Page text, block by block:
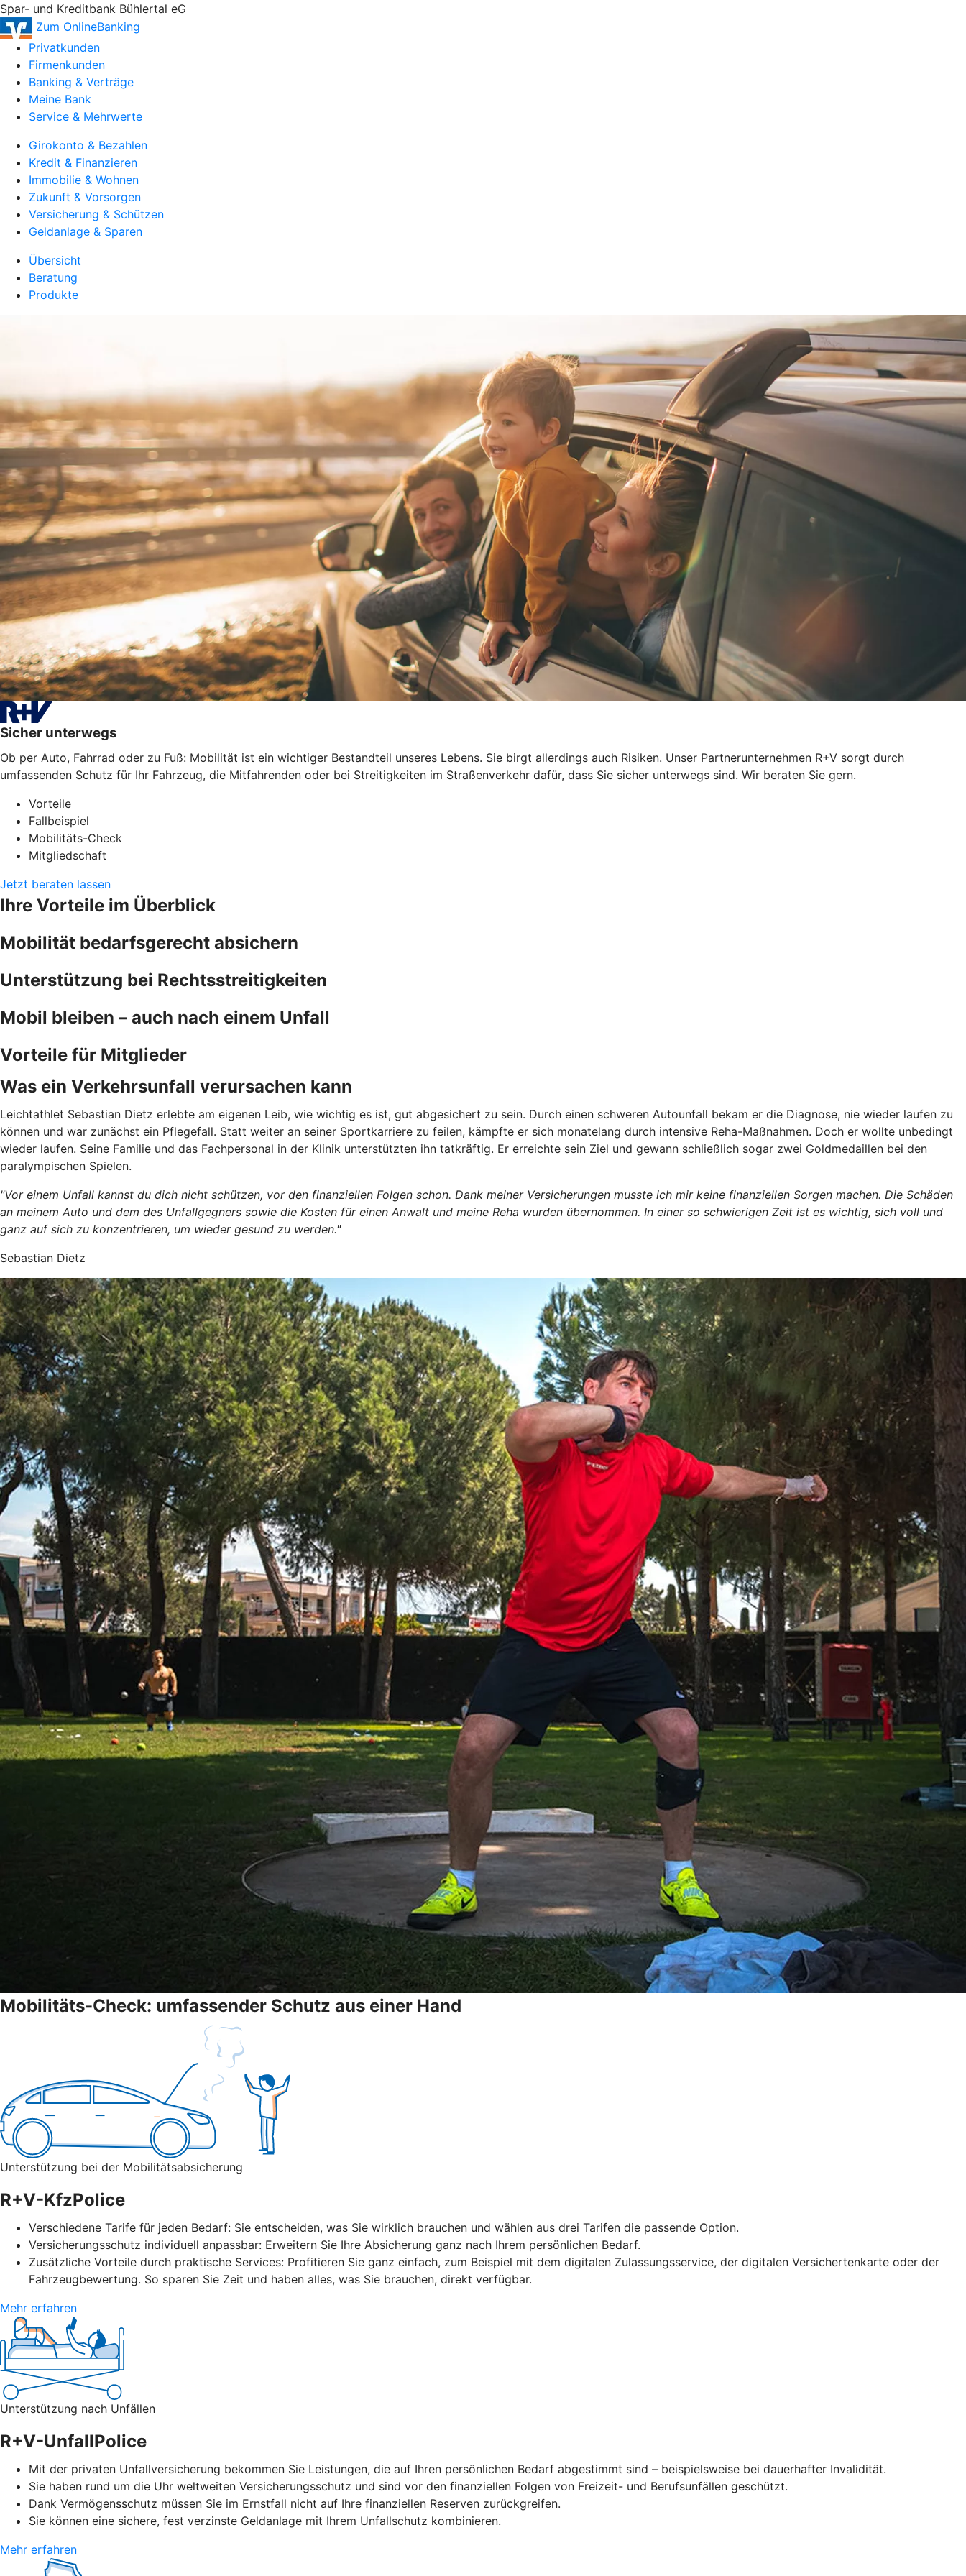
Spar- und Kreditbank Bühlertal eG
Zum OnlineBanking
Privatkunden
Firmenkunden
Banking & Verträge
Meine Bank
Service & Mehrwerte
Girokonto & Bezahlen
Kredit & Finanzieren
Immobilie & Wohnen
Zukunft & Vorsorgen
Versicherung & Schützen
Geldanlage & Sparen
Übersicht
Beratung
Produkte
Sicher unterwegs
Ob per Auto, Fahrrad oder zu Fuß: Mobilität ist ein wichtiger Bestandteil unseres Lebens. Sie birgt allerdings auch Risiken. Unser Partnerunternehmen R+V sorgt durch
umfassenden Schutz für Ihr Fahrzeug, die Mitfahrenden oder bei Streitigkeiten im Straßenverkehr dafür, dass Sie sicher unterwegs sind. Wir beraten Sie gern.
Vorteile
Fallbeispiel
Mobilitäts-Check
Mitgliedschaft
Jetzt beraten lassen
Ihre Vorteile im Überblick
Mobilität bedarfsgerecht absichern
Unterstützung bei Rechtsstreitigkeiten
Mobil bleiben – auch nach einem Unfall
Vorteile für Mitglieder
Was ein Verkehrsunfall verursachen kann
Leichtathlet Sebastian Dietz erlebte am eigenen Leib, wie wichtig es ist, gut abgesichert zu sein. Durch einen schweren Autounfall bekam er die Diagnose, nie wieder laufen zu
können und war zunächst ein Pflegefall. Statt weiter an seiner Sportkarriere zu feilen, kämpfte er sich monatelang durch intensive Reha-Maßnahmen. Doch er wollte unbedingt
wieder laufen. Seine Familie und das Fachpersonal in der Klinik unterstützten ihn tatkräftig. Er erreichte sein Ziel und gewann schließlich sogar zwei Goldmedaillen bei den
paralympischen Spielen.
"Vor einem Unfall kannst du dich nicht schützen, vor den finanziellen Folgen schon. Dank meiner Versicherungen musste ich mir keine finanziellen Sorgen machen. Die Schäden
an meinem Auto und dem des Unfallgegners sowie die Kosten für einen Anwalt und meine Reha wurden übernommen. In einer so schwierigen Zeit ist es wichtig, sich voll und
ganz auf sich zu konzentrieren, um wieder gesund zu werden."
Sebastian Dietz
Mobilitäts-Check: umfassender Schutz aus einer Hand
Unterstützung bei der Mobilitätsabsicherung
R+V-KfzPolice
Verschiedene Tarife für jeden Bedarf: Sie entscheiden, was Sie wirklich brauchen und wählen aus drei Tarifen die passende Option.
Versicherungsschutz individuell anpassbar: Erweitern Sie Ihre Absicherung ganz nach Ihrem persönlichen Bedarf.
Zusätzliche Vorteile durch praktische Services: Profitieren Sie ganz einfach, zum Beispiel mit dem digitalen Zulassungsservice, der digitalen Versichertenkarte oder der
Fahrzeugbewertung. So sparen Sie Zeit und haben alles, was Sie brauchen, direkt verfügbar.
Mehr erfahren
Unterstützung nach Unfällen
R+V-UnfallPolice
Mit der privaten Unfallversicherung bekommen Sie Leistungen, die auf Ihren persönlichen Bedarf abgestimmt sind – beispielsweise bei dauerhafter Invalidität.
Sie haben rund um die Uhr weltweiten Versicherungsschutz und sind vor den finanziellen Folgen von Freizeit- und Berufsunfällen geschützt.
Dank Vermögensschutz müssen Sie im Ernstfall nicht auf Ihre finanziellen Reserven zurückgreifen.
Sie können eine sichere, fest verzinste Geldanlage mit Ihrem Unfallschutz kombinieren.
Mehr erfahren